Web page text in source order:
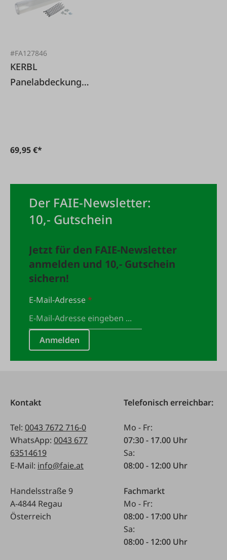
#FA127846
KERBL
Panelabdeckung
69,95 €*
Der FAIE-Newsletter:
10,- Gutschein
Jetzt für den FAIE-Newsletter
anmelden und 10,- Gutschein
sichern!
E-Mail-Adresse*
Anmelden
Kontakt
Tel: 0043 7672 716-0
WhatsApp: 0043 677
63514619
E-Mail: info@faie.at
Handelsstraße 9
A-4844 Regau
Österreich
Telefonisch erreichbar:
Mo - Fr:
07:30 - 17.00 Uhr
Sa:
08:00 - 12:00 Uhr
Fachmarkt
Mo - Fr:
08:00 - 17:00 Uhr
Sa:
08:00 - 12:00 Uhr